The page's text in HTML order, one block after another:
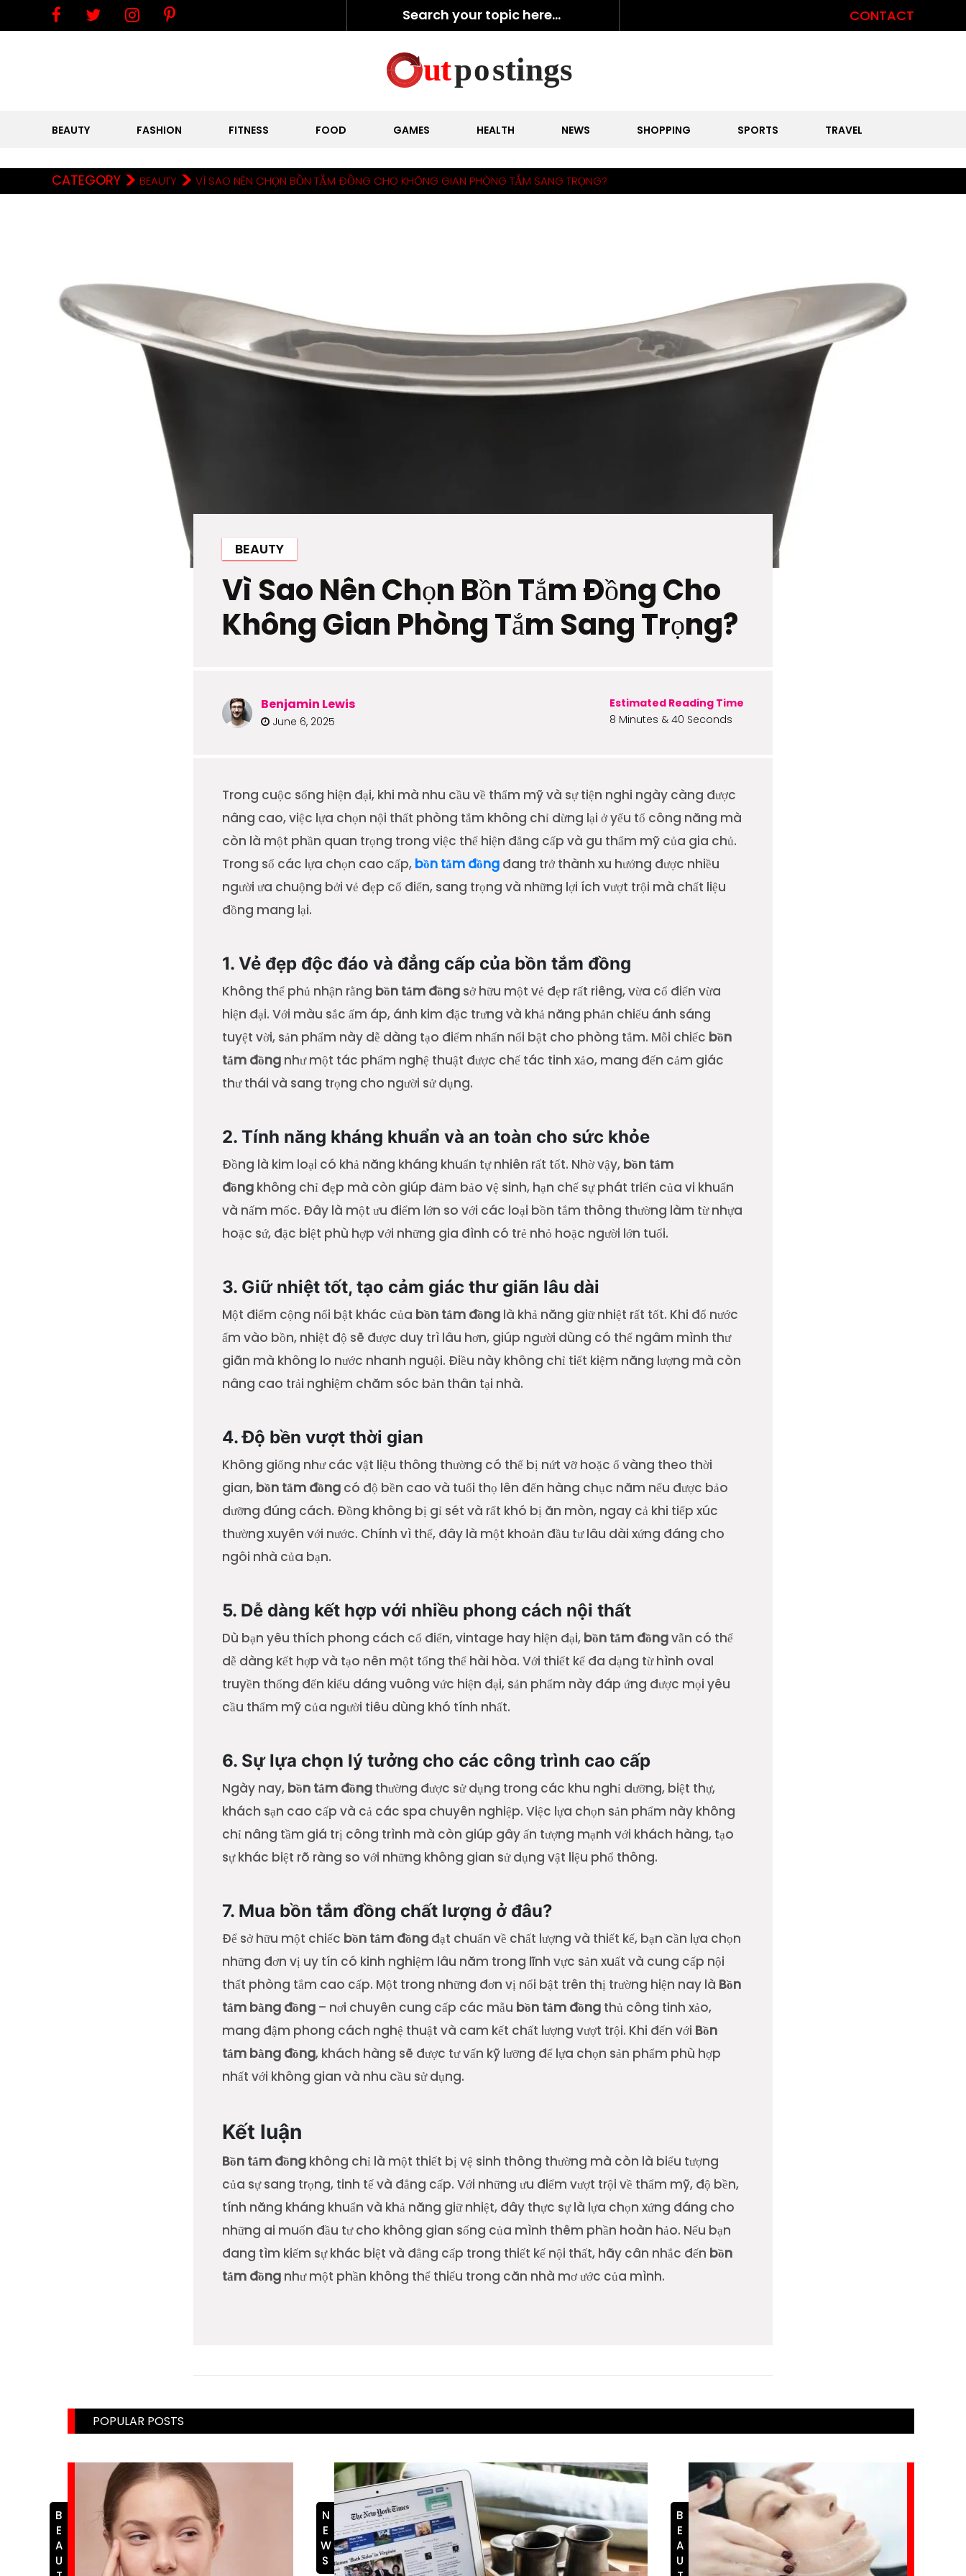
CONTACT
BEAUTY FASHION FITNESS FOOD GAMES HEALTH NEWS SHOPPING SPORTS TRAVEL
CATEGORY > BEAUTY > VÌ SAO NÊN CHỌN BỒN TẮM ĐỒNG CHO KHÔNG GIAN PHÒNG TẮM SANG TRỌNG?
BEAUTY
Vì Sao Nên Chọn Bồn Tắm Đồng Cho
Không Gian Phòng Tắm Sang Trọng?
Benjamin Lewis
June 6, 2025
Estimated Reading Time
8 Minutes & 40 Seconds
Trong cuộc sống hiện đại, khi mà nhu cầu về thẩm mỹ và sự tiện nghi ngày càng được
nâng cao, việc lựa chọn nội thất phòng tắm không chỉ dừng lại ở yếu tố công năng mà
còn là một phần quan trọng trong việc thể hiện đẳng cấp và gu thẩm mỹ của gia chủ.
Trong số các lựa chọn cao cấp, bồn tắm đồngđang trở thành xu hướng được nhiều
người ưa chuộng bởi vẻ đẹp cổ điển, sang trọng và những lợi ích vượt trội mà chất liệu
đồng mang lại.
1. Vẻ đẹp độc đáo và đẳng cấp của bồn tắm đồng
Không thể phủ nhận rằng bồn tắm đồngsở hữu một vẻ đẹp rất riêng, vừa cổ điển vừa
hiện đại. Với màu sắc ấm áp, ánh kim đặc trưng và khả năng phản chiếu ánh sáng
tuyệt vời, sản phẩm này dễ dàng tạo điểm nhấn nổi bật cho phòng tắm. Mỗi chiếc bồn
tắm đồngnhư một tác phẩm nghệ thuật được chế tác tinh xảo, mang đến cảm giác
thư thái và sang trọng cho người sử dụng.
2. Tính năng kháng khuẩn và an toàn cho sức khỏe
Đồng là kim loại có khả năng kháng khuẩn tự nhiên rất tốt. Nhờ vậy, bồn tắm
đồngkhông chỉ đẹp mà còn giúp đảm bảo vệ sinh, hạn chế sự phát triển của vi khuẩn
và nấm mốc. Đây là một ưu điểm lớn so với các loại bồn tắm thông thường làm từ nhựa
hoặc sứ, đặc biệt phù hợp với những gia đình có trẻ nhỏ hoặc người lớn tuổi.
3. Giữ nhiệt tốt, tạo cảm giác thư giãn lâu dài
Một điểm cộng nổi bật khác của bồn tắm đồnglà khả năng giữ nhiệt rất tốt. Khi đổ nước
ấm vào bồn, nhiệt độ sẽ được duy trì lâu hơn, giúp người dùng có thể ngâm mình thư
giãn mà không lo nước nhanh nguội. Điều này không chỉ tiết kiệm năng lượng mà còn
nâng cao trải nghiệm chăm sóc bản thân tại nhà.
4. Độ bền vượt thời gian
Không giống như các vật liệu thông thường có thể bị nứt vỡ hoặc ố vàng theo thời
gian, bồn tắm đồngcó độ bền cao và tuổi thọ lên đến hàng chục năm nếu được bảo
dưỡng đúng cách. Đồng không bị gỉ sét và rất khó bị ăn mòn, ngay cả khi tiếp xúc
thường xuyên với nước. Chính vì thế, đây là một khoản đầu tư lâu dài xứng đáng cho
ngôi nhà của bạn.
5. Dễ dàng kết hợp với nhiều phong cách nội thất
Dù bạn yêu thích phong cách cổ điển, vintage hay hiện đại, bồn tắm đồngvẫn có thể
dễ dàng kết hợp và tạo nên một tổng thể hài hòa. Với thiết kế đa dạng từ hình oval
truyền thống đến kiểu dáng vuông vức hiện đại, sản phẩm này đáp ứng được mọi yêu
cầu thẩm mỹ của người tiêu dùng khó tính nhất.
6. Sự lựa chọn lý tưởng cho các công trình cao cấp
Ngày nay, bồn tắm đồngthường được sử dụng trong các khu nghỉ dưỡng, biệt thự,
khách sạn cao cấp và cả các spa chuyên nghiệp. Việc lựa chọn sản phẩm này không
chỉ nâng tầm giá trị công trình mà còn giúp gây ấn tượng mạnh với khách hàng, tạo
sự khác biệt rõ ràng so với những không gian sử dụng vật liệu phổ thông.
7. Mua bồn tắm đồng chất lượng ở đâu?
Để sở hữu một chiếc bồn tắm đồngđạt chuẩn về chất lượng và thiết kế, bạn cần lựa chọn
những đơn vị uy tín có kinh nghiệm lâu năm trong lĩnh vực sản xuất và cung cấp nội
thất phòng tắm cao cấp. Một trong những đơn vị nổi bật trên thị trường hiện nay là Bồn
tắm bằng đồng– nơi chuyên cung cấp các mẫu bồn tắm đồngthủ công tinh xảo,
mang đậm phong cách nghệ thuật và cam kết chất lượng vượt trội. Khi đến với Bồn
tắm bằng đồng, khách hàng sẽ được tư vấn kỹ lưỡng để lựa chọn sản phẩm phù hợp
nhất với không gian và nhu cầu sử dụng.
Kết luận
Bồn tắm đồngkhông chỉ là một thiết bị vệ sinh thông thường mà còn là biểu tượng
của sự sang trọng, tinh tế và đẳng cấp. Với những ưu điểm vượt trội về thẩm mỹ, độ bền,
tính năng kháng khuẩn và khả năng giữ nhiệt, đây thực sự là lựa chọn xứng đáng cho
những ai muốn đầu tư cho không gian sống của mình thêm phần hoàn hảo. Nếu bạn
đang tìm kiếm sự khác biệt và đẳng cấp trong thiết kế nội thất, hãy cân nhắc đến bồn
tắm đồngnhư một phần không thể thiếu trong căn nhà mơ ước của mình.
POPULAR POSTS
BEAUTY NEWS BEAUTY